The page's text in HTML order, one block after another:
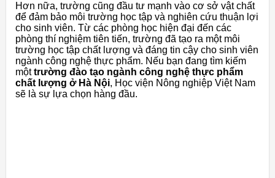
Hơn nữa, trường cũng đầu tư mạnh vào cơ sở vật chất
để đảm bảo môi trường học tập và nghiên cứu thuận lợi
cho sinh viên. Từ các phòng học hiện đại đến các
phòng thí nghiệm tiên tiến, trường đã tạo ra một môi
trường học tập chất lượng và đáng tin cậy cho sinh viên
ngành công nghệ thực phẩm. Nếu bạn đang tìm kiếm
mộttrường đào tạo ngành công nghệ thực phẩm
chất lượng ở Hà Nội, Học viện Nông nghiệp Việt Nam
sẽ là sự lựa chọn hàng đầu.